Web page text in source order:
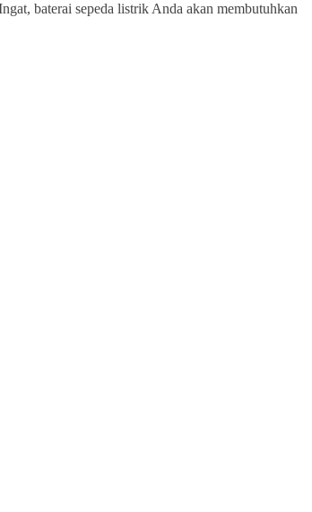
baterai sepeda listrik Anda akan membutuhkan